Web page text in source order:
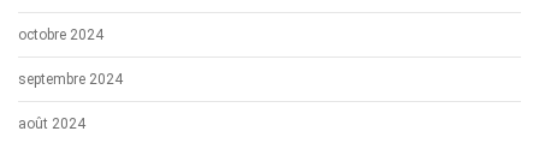
octobre 2024
septembre 2024
août 2024